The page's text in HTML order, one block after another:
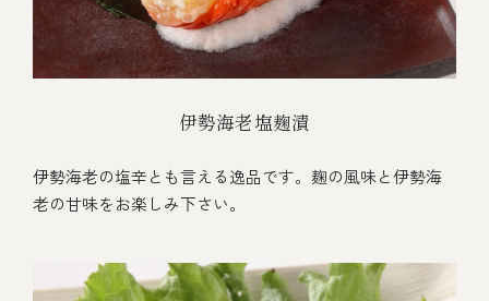
伊勢海老塩麹漬
伊勢海老の塩辛とも言える逸品です。麹の風味と伊勢海
老の甘味をお楽しみ下さい。